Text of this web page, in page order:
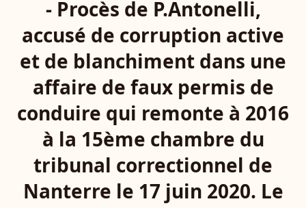
- Procès de P.Antonelli,
accusé de corruption active
et de blanchiment dans une
affaire de faux permis de
conduire qui remonte à 2016
à la 15ème chambre du
tribunal correctionnel de
Nanterre le 17 juin 2020. Le